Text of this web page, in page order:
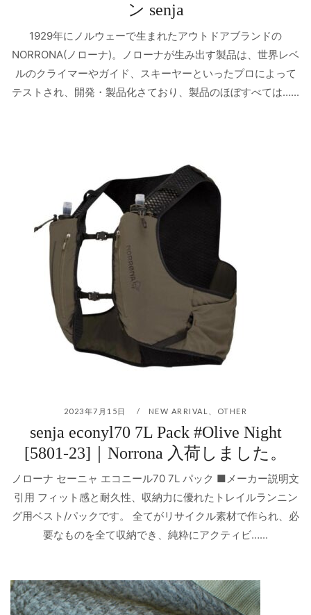
ン senja
1929年にノルウェーで生まれたアウトドアブランドの
NORRONA(ノローナ)。ノローナが生み出す製品は、世界レベ
ルのクライマーやガイド、スキーヤーといったプロによって
テストされ、開発・製品化さており、製品のほぼすべては…...
2023年7月15日 NEW ARRIVAL OTHER
senja econyl70 7L Pack #Olive Night
[5801-23]｜Norrona 入荷しました。
ノローナ セーニャ エコニール70 7L パック ■メーカー説明文
引用 フィット感と耐久性、収納力に優れたトレイルランニン
グ用ベスト/パックです。 全てがリサイクル素材で作られ、必
要なものを全て収納でき、純粋にアクティビ…...